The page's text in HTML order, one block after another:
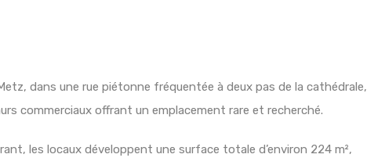
dans une rue piétonne fréquentée à deux pas de la cathédrale,
commerciaux offrant un emplacement rare et recherché.
les locaux développent une surface totale d’environ 224 m²,